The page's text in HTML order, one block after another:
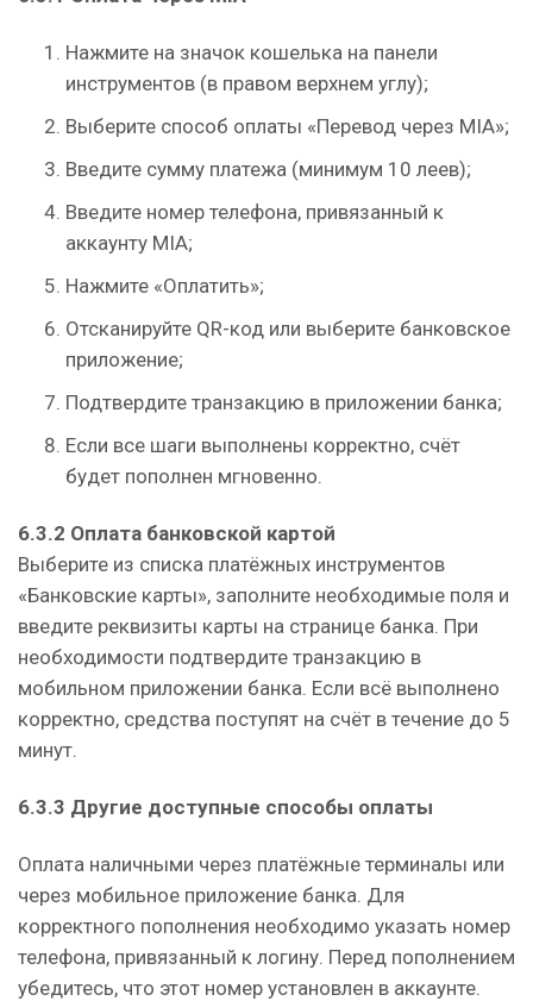
Нажмите на значок кошелька на панели
инструментов (в правом верхнем углу);
Выберите способ оплаты «Перевод через MIA»;
Введите сумму платежа (минимум 10 леев);
Введите номер телефона, привязанный к
аккаунту MIA;
Нажмите «Оплатить»;
Отсканируйте QR-код или выберите банковское
приложение;
Подтвердите транзакцию в приложении банка;
Если все шаги выполнены корректно, счёт
будет пополнен мгновенно.
6.3.2 Оплата банковской картой
Выберите из списка платёжных инструментов
«Банковские карты», заполните необходимые поля и
введите реквизиты карты на странице банка. При
необходимости подтвердите транзакцию в
мобильном приложении банка. Если всё выполнено
корректно, средства поступят на счёт в течение до 5
минут.
6.3.3 Другие доступные способы оплаты
Оплата наличными через платёжные терминалы или
через мобильное приложение банка. Для
корректного пополнения необходимо указать номер
телефона, привязанный к логину. Перед пополнением
убедитесь, что этот номер установлен в аккаунте.